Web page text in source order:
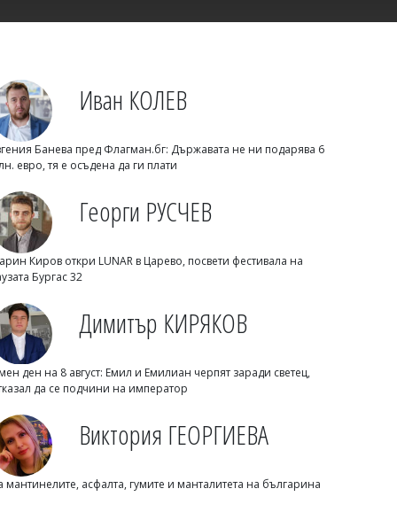
никой не му е разрешавал
Иван КОЛЕВ
Банева пред Флагман.бг: Държавата не ни подарява 6
евро, тя е осъдена да ги плати
Георги РУСЧЕВ
Киров откри LUNAR в Царево, посвети фестивала на
Бургас 32
Димитър КИРЯКОВ
ден на 8 август: Емил и Емилиан черпят заради светец,
да се подчини на император
Виктория ГЕОРГИЕВА
мантинелите, асфалта, гумите и манталитета на българина